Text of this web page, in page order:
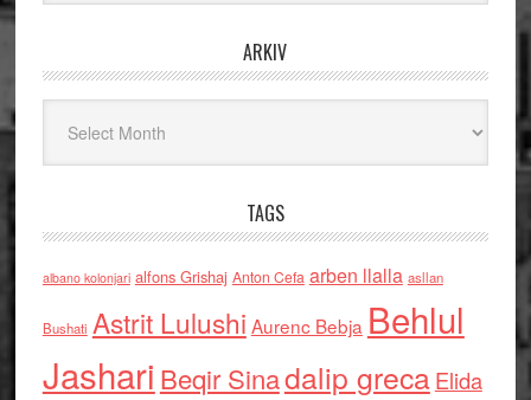
ARKIV
TAGS
albano kolonjari alfons Grishaj Anton Cefa arben llalla asllan
Bushati Astrit Lulushi Aurenc Bebja Behlul
Jashari Beqir Sinadalip grecaElida